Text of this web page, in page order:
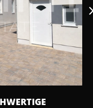
IM 2. STOCK MIT